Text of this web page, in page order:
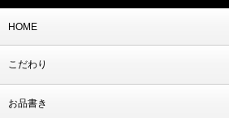
HOME
こだわり
お品書き